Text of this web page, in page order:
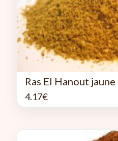
Ras El Hanout jaune
4.17€